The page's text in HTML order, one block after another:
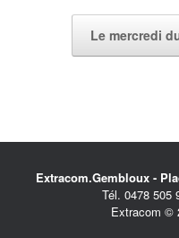
Le mercredi
Extracom.Gembloux -
Tél. 0478 505
Extracom ©